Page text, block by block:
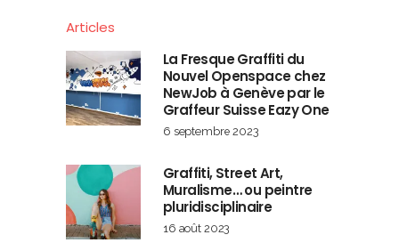
Articles
La Fresque Graffiti du
Nouvel Openspace chez
NewJob à Genève par le
Graffeur Suisse Eazy One
6 septembre 2023
Graffiti, Street Art,
Muralisme… ou peintre
pluridisciplinaire
16 août 2023